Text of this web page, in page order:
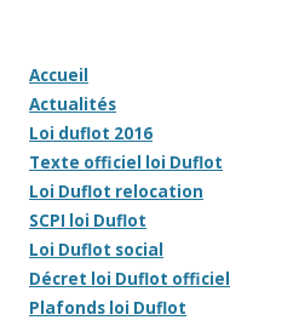
Accueil
Actualités
Loi duflot 2016
Texte officiel loi Duflot
Loi Duflot relocation
SCPI loi Duflot
Loi Duflot social
Décret loi Duflot officiel
Plafonds loi Duflot